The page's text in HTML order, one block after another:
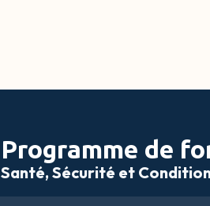
Programme de
Santé, Sécurité et